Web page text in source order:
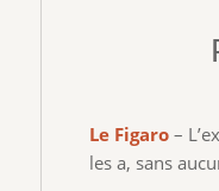
Le Figaro–
les a, sans